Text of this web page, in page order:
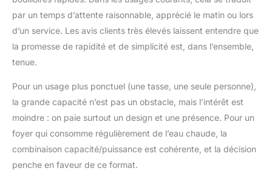
par un temps d’attente raisonnable, apprécié le matin ou lors
d’un service. Les avis clients très élevés laissent entendre que
la promesse de rapidité et de simplicité est, dans l’ensemble,
tenue.
Pour un usage plus ponctuel (une tasse, une seule personne),
la grande capacité n’est pas un obstacle, mais l’intérêt est
moindre : on paie surtout un design et une présence. Pour un
foyer qui consomme régulièrement de l’eau chaude, la
combinaison capacité/puissance est cohérente, et la décision
penche en faveur de ce format.